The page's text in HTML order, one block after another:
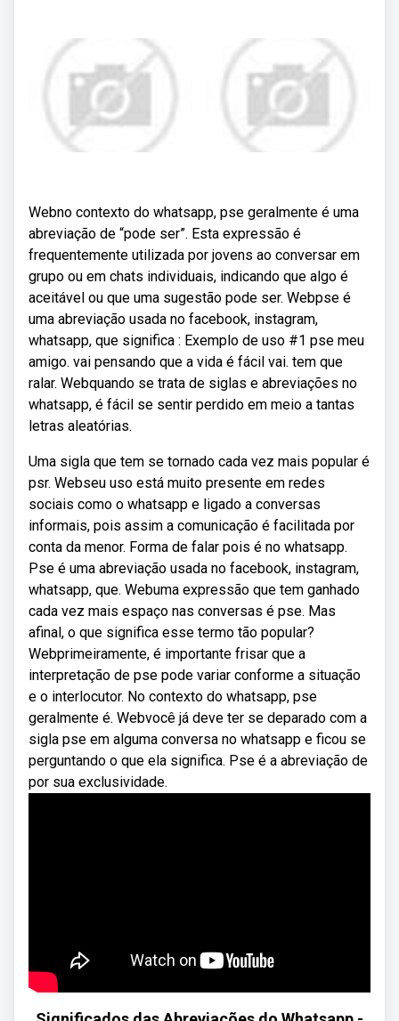
Webno contexto do whatsapp, pse geralmente é uma
abreviação de “pode ser”. Esta expressão é
frequentemente utilizada por jovens ao conversar em
grupo ou em chats individuais, indicando que algo é
aceitável ou que uma sugestão pode ser. Webpse é
uma abreviação usada no facebook, instagram,
whatsapp, que significa : Exemplo de uso #1 pse meu
amigo. vai pensando que a vida é fácil vai. tem que
ralar. Webquando se trata de siglas e abreviações no
whatsapp, é fácil se sentir perdido em meio a tantas
letras aleatórias.
Uma sigla que tem se tornado cada vez mais popular é
psr. Webseu uso está muito presente em redes
sociais como o whatsapp e ligado a conversas
informais, pois assim a comunicação é facilitada por
conta da menor. Forma de falar pois é no whatsapp.
Pse é uma abreviação usada no facebook, instagram,
whatsapp, que. Webuma expressão que tem ganhado
cada vez mais espaço nas conversas é pse. Mas
afinal, o que significa esse termo tão popular?
Webprimeiramente, é importante frisar que a
interpretação de pse pode variar conforme a situação
e o interlocutor. No contexto do whatsapp, pse
geralmente é. Webvocê já deve ter se deparado com a
sigla pse em alguma conversa no whatsapp e ficou se
perguntando o que ela significa. Pse é a abreviação de
por sua exclusividade.